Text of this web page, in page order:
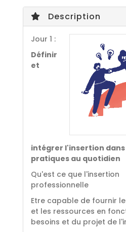
Description
Jour 1 :
Définir
et
intégrer l'insertion dans
pratiques au quotidien
Qu'est ce que l'insertion
professionnelle
Etre capable de fournir
et les ressources en
besoins et du projet de